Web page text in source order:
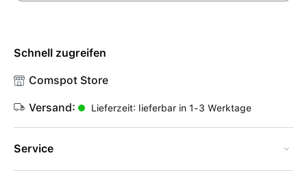
Schnell zugreifen
Comspot Store
Versand: Lieferzeit: lieferbar in 1-3 Werktage
Service